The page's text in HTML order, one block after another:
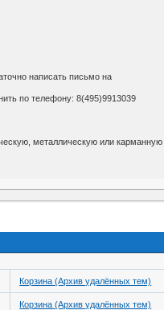
написать письмо на
по телефону: 8(495)9913039
металлическую или
Корзина (Архив удалённых тем)
Корзина (Архив удалённых тем)